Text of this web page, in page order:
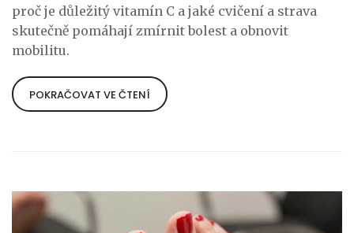
proč je důležitý vitamín C a jaké cvičení a strava
skutečně pomáhají zmírnit bolest a obnovit
mobilitu.
POKRAČOVAT VE ČTENÍ